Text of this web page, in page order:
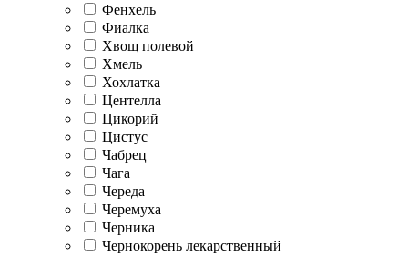
Фенхель
Фиалка
Хвощ полевой
Хмель
Хохлатка
Центелла
Цикорий
Цистус
Чабрец
Чага
Череда
Черемуха
Черника
Чернокорень лекарственный